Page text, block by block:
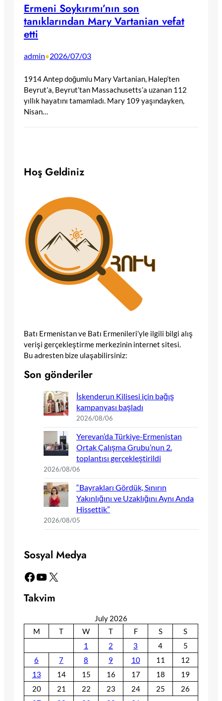
Ermeni Soykırımı’nın son
tanıklarından Mary Vartanian vefat
etti
admin•2026/07/03
1914 Antep doğumlu Mary Vartanian, Halep’ten
Beyrut’a, Beyrut’tan Massachusetts’a uzanan 112
yıllık hayatını tamamladı. Mary 109 yaşındayken,
Nisan…
Hoş Geldiniz
Batı Ermenistan ve Batı Ermenileri’yle ilgili bilgi alış
verişi gerçekleştirme merkezinin internet sitesi.
Bu adresten bize ulaşabilirsiniz:
Son gönderiler
İskenderun Kilisesi için bağış
kampanyası başladı
2026/08/06
Yerevan’da Türkiye-Ermenistan
Ortak Çalışma Grubu’nun 2.
toplantısı gerçekleştirildi
2026/08/06
“Bayrakları Gördük, Sınırın
Yakınlığını ve Uzaklığını Aynı Anda
Hissettik”
2026/08/05
Sosyal Medya
Facebook YouTube X
Takvim
July 2026
M
T W T F S
S
1
2 3 4
5
6
7 8 9 10 11
12
13
14 15 16 17 18
19
20
21 22 23 24 25
26